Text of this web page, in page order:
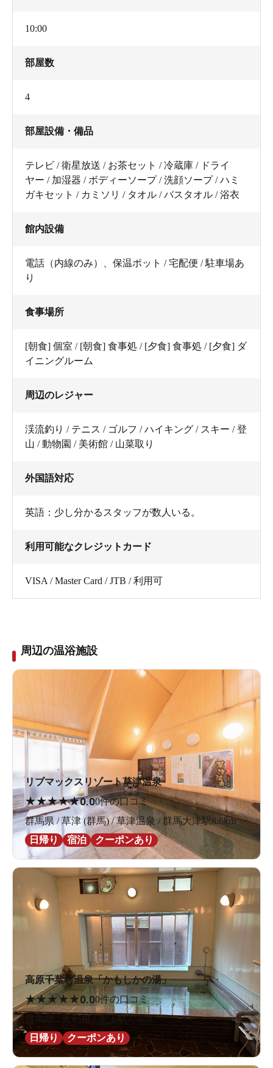
10:00
部屋数
4
部屋設備・備品
テレビ / 衛星放送 / お茶セット / 冷蔵庫 / ドライ
ヤー / 加湿器 / ボディーソープ / 洗顔ソープ / ハミ
ガキセット / カミソリ / タオル / バスタオル / 浴衣
館内設備
電話（内線のみ）、保温ポット / 宅配便 / 駐車場あ
り
食事場所
[朝食] 個室 / [朝食] 食事処 / [夕食] 食事処 / [夕食] ダ
イニングルーム
周辺のレジャー
渓流釣り / テニス / ゴルフ / ハイキング / スキー / 登
山 / 動物園 / 美術館 / 山菜取り
外国語対応
英語：少し分かるスタッフが数人いる。
利用可能なクレジットカード
VISA / Master Card / JTB / 利用可
周辺の温浴施設
リブマックスリゾート草津温泉
★★★★★0.00件の口コミ
群馬県 / 草津 (群馬) / 草津温泉 / 群馬大津駅8.6km
日帰り
宿泊 クーポンあり
高原千葉村温泉「かもしかの湯」
★★★★★0.00件の口コミ
群馬県 / 奥利根 / 水上駅7.5km
日帰り
クーポンあり